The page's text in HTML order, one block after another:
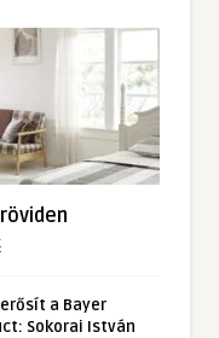
a Bayer
Sokorai István